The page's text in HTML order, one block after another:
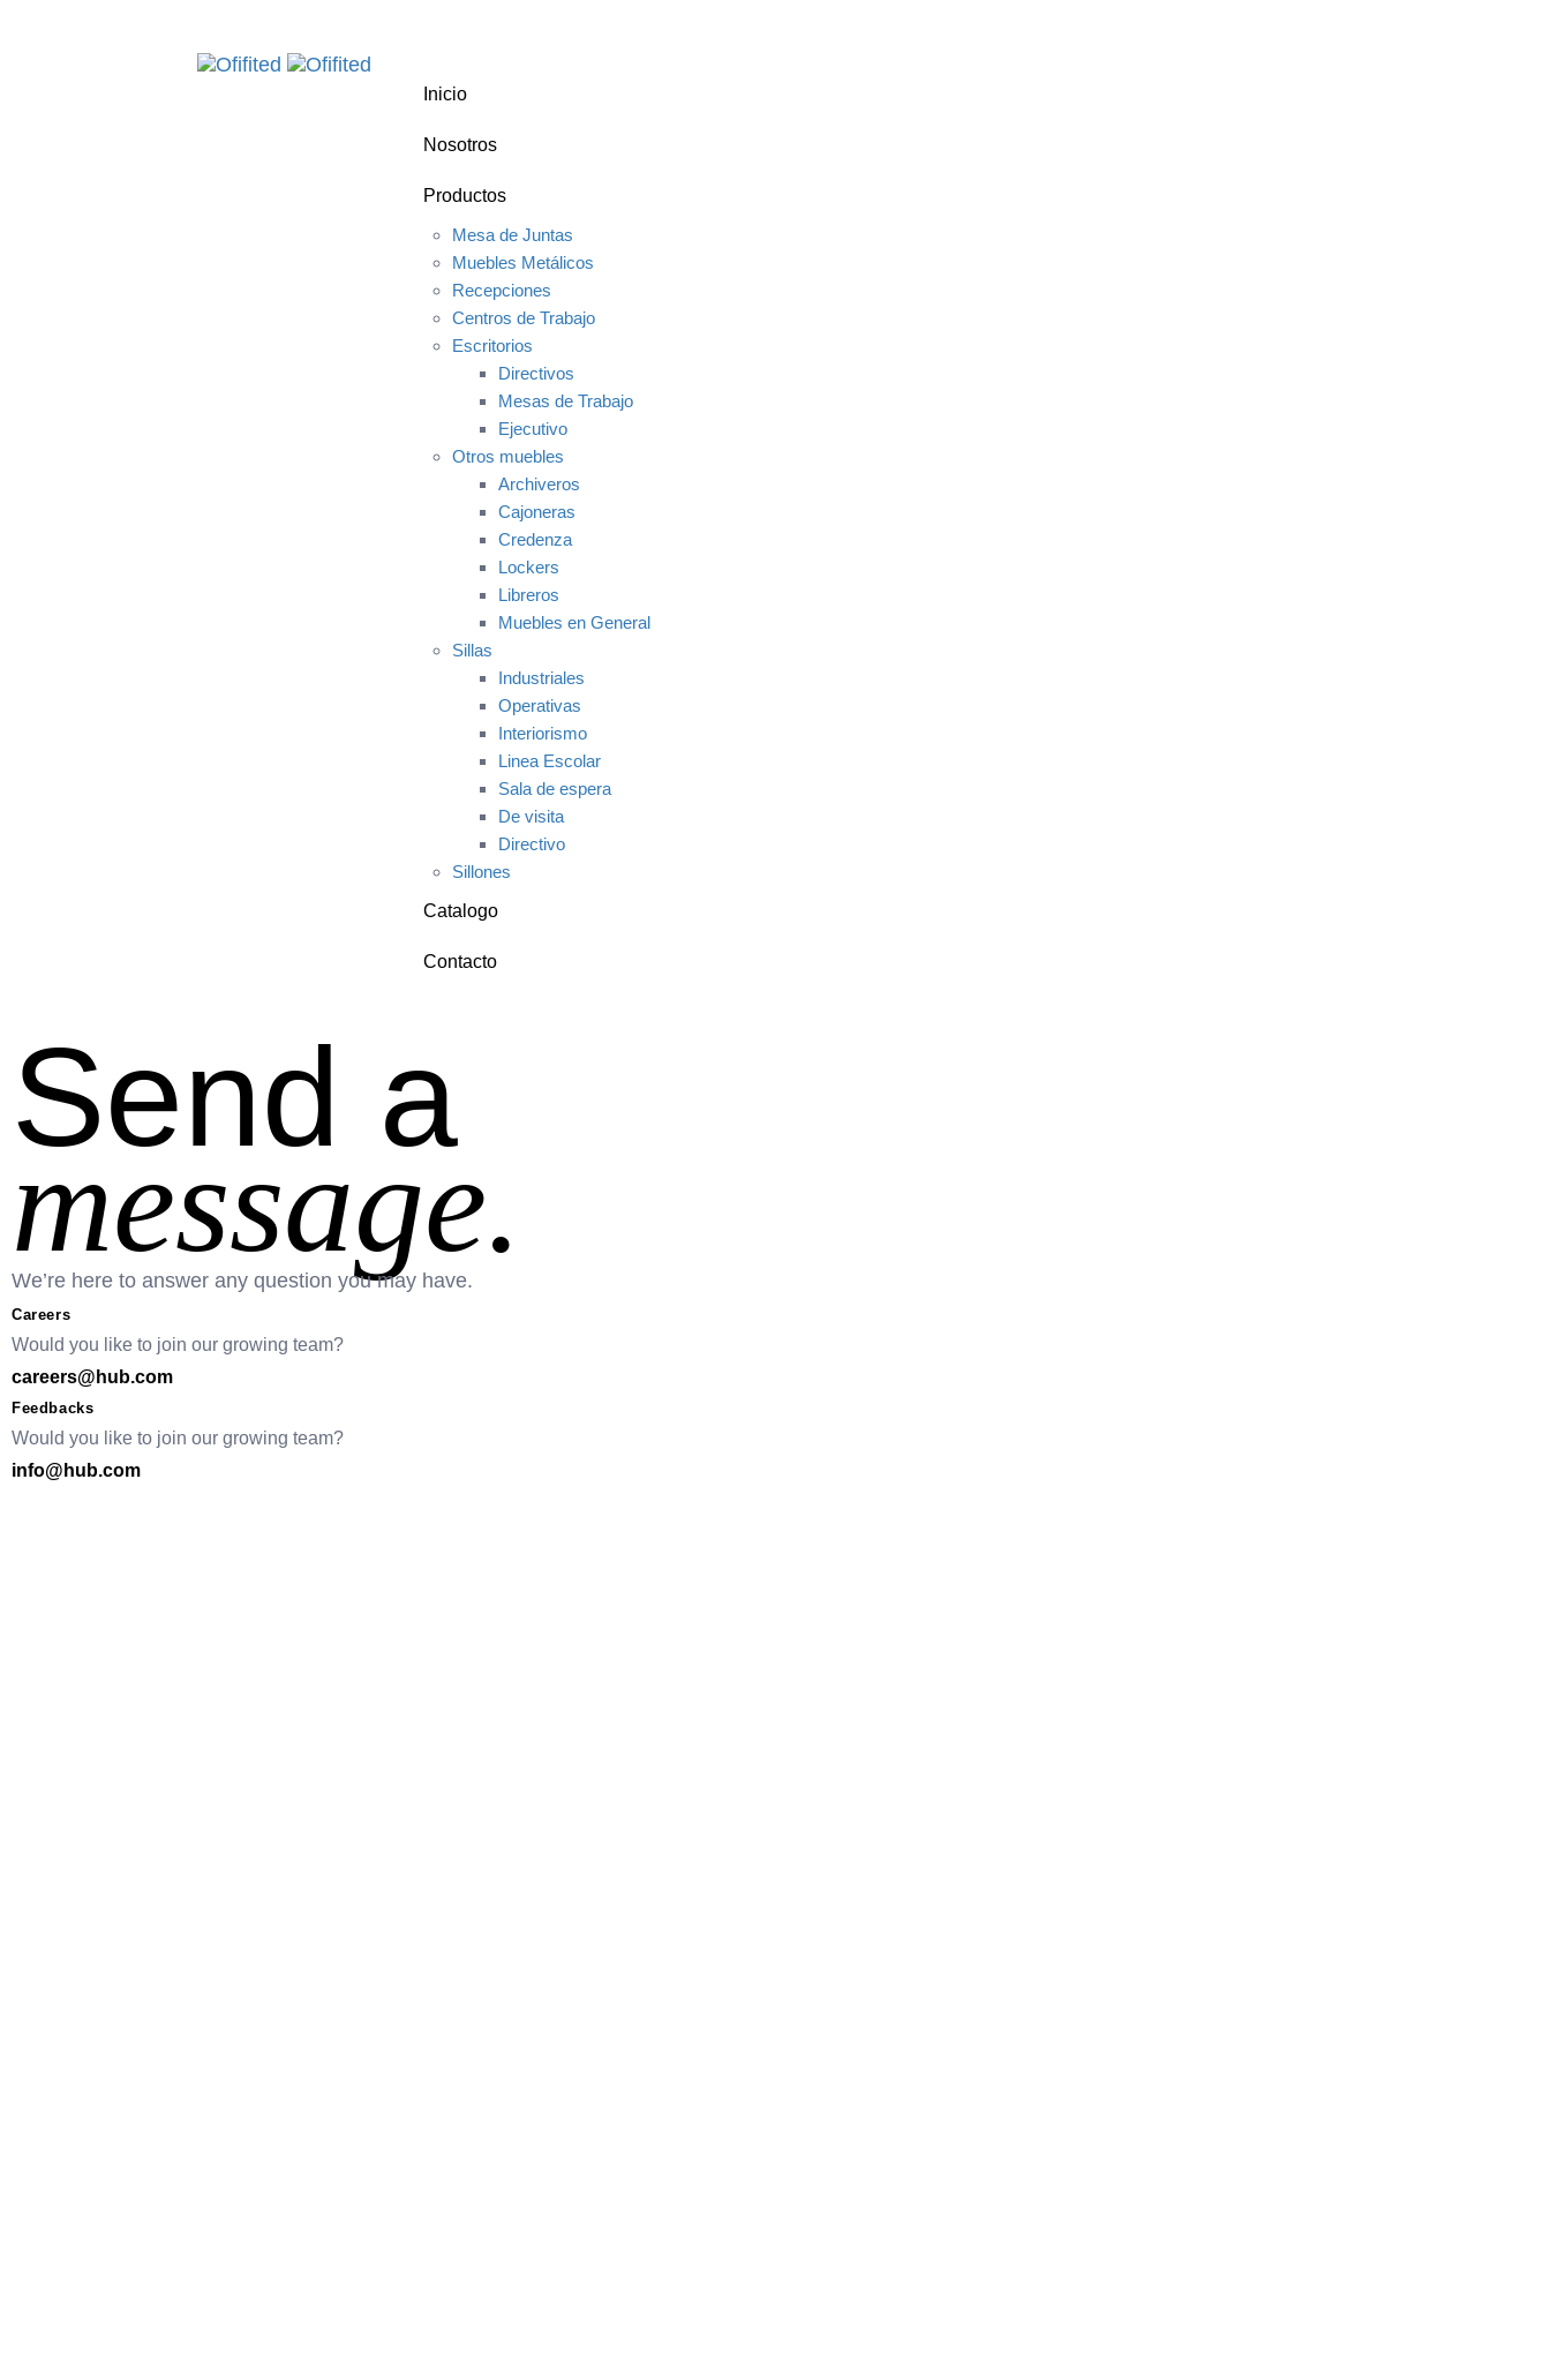
Inicio
Nosotros
Productos
Mesa de Juntas
Muebles Metálicos
Recepciones
Centros de Trabajo
Escritorios
Directivos
Mesas de Trabajo
Ejecutivo
Otros muebles
Archiveros
Cajoneras
Credenza
Lockers
Libreros
Muebles en General
Sillas
Industriales
Operativas
Interiorismo
Linea Escolar
Sala de espera
De visita
Directivo
Sillones
Catalogo
Contacto
Send a
message.
We’re here to answer any question you may have.
Careers
Would you like to join our growing team?
careers@hub.com
Feedbacks
Would you like to join our growing team?
info@hub.com